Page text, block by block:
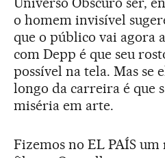
o homem invisível
que o público vai agora
com Depp é que seu
possível na tela. Mas se
longo da carreira é que
miséria em arte.
Fizemos no EL PAÍS um